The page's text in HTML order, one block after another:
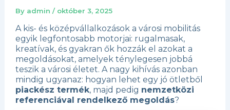
By admin/ október 3, 2025
A kis- és középvállalkozások a városi mobilitás
egyik legfontosabb motorjai: rugalmasak,
kreatívak, és gyakran ők hozzák el azokat a
megoldásokat, amelyek ténylegesen jobbá
teszik a városi életet. A nagy kihívás azonban
mindig ugyanaz: hogyan lehet egy jó ötletből
piackész termék, majd pedig nemzetközi
referenciával rendelkező megoldás?